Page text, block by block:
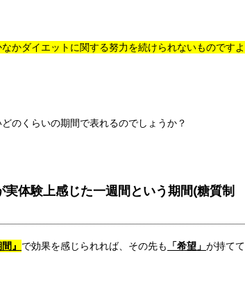
かダイエットに関する努力を続けられないものですよ
のくらいの期間で表れるのでしょうか？
体験上感じた一週間という期間(糖質制
』 で効果を感じられれば、その先も 「希望」 が持てて